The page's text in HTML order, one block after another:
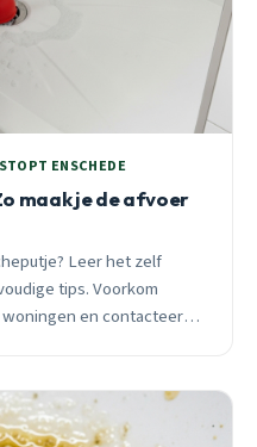
ENSCHEDE
maak je de afvoer
Leer het zelf
tips. Voorkom
en contacteer